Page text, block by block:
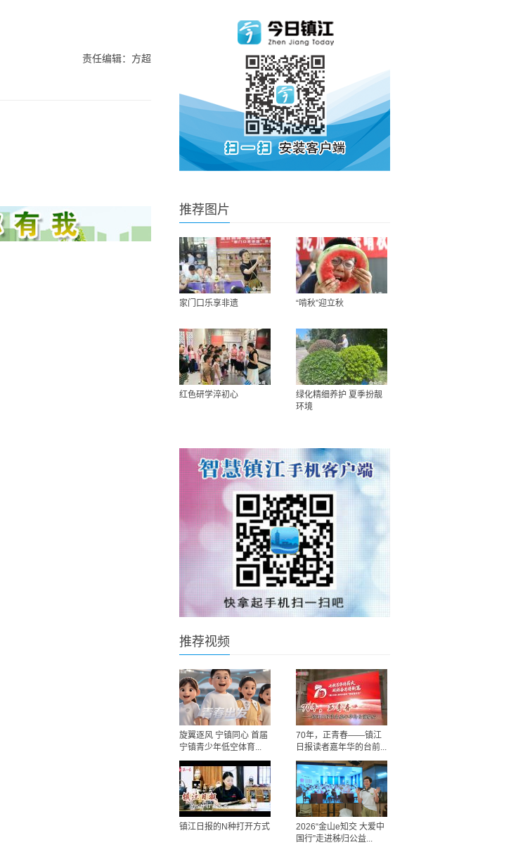
责任编辑：方超
推荐图片
家门口乐享非遗 “啃秋”迎立秋
红色研学淬初心
绿化精细养护 夏季扮靓
环境
推荐视频
旋翼逐风 宁镇同心 首届
宁镇青少年低空体育...
70年，正青春——镇江
日报读者嘉年华的台前...
镇江日报的N种打开方式
2026“金山e知交 大爱中
国行”走进秭归公益...